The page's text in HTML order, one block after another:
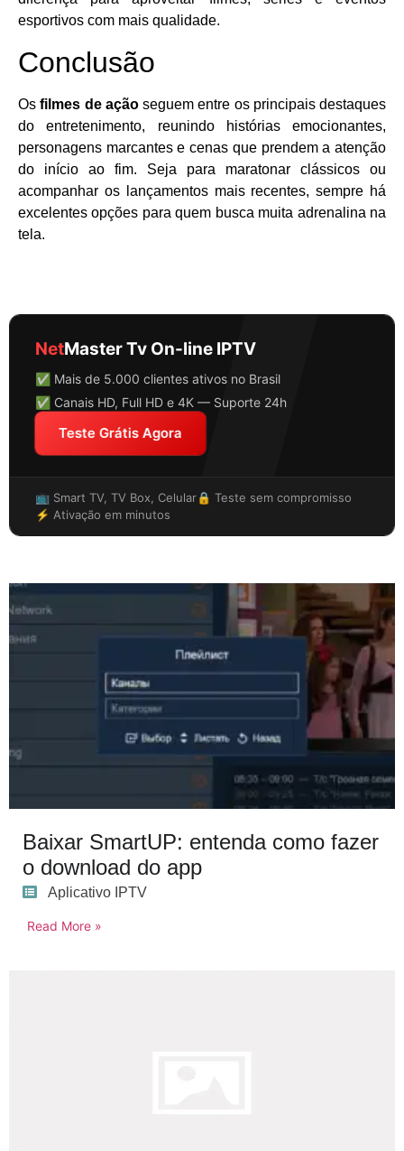
esportivos com mais qualidade.
Conclusão
Osfilmes de açãoseguem entre os principais destaques
do entretenimento, reunindo histórias emocionantes,
personagens marcantes e cenas que prendem a atenção
do início ao fim. Seja para maratonar clássicos ou
acompanhar os lançamentos mais recentes, sempre há
excelentes opções para quem busca muita adrenalina na
tela.
NetMaster Tv On-line IPTV
✅ Mais de 5.000 clientes ativos no Brasil
✅ Canais HD, Full HD e 4K — Suporte 24h
Teste Grátis Agora
📺 Smart TV, TV Box, Celular🔒 Teste sem compromisso
⚡ Ativação em minutos
Baixar SmartUP: entenda como fazer
o download do app
Aplicativo IPTV
Read More »